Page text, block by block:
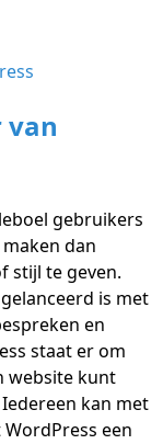
van
gebruikers
dan
stijl te geven.
is met
en
staat er om
website kunt
kan met
een